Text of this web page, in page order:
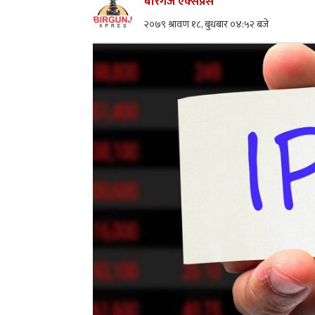
२०७९ श्रावण १८, बुधबार ०४:५२ बजे